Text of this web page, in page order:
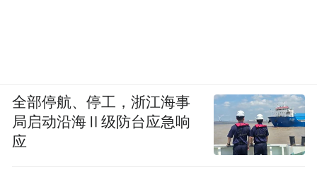
全部停航、停工，浙江海事
局启动沿海Ⅱ级防台应急响
应